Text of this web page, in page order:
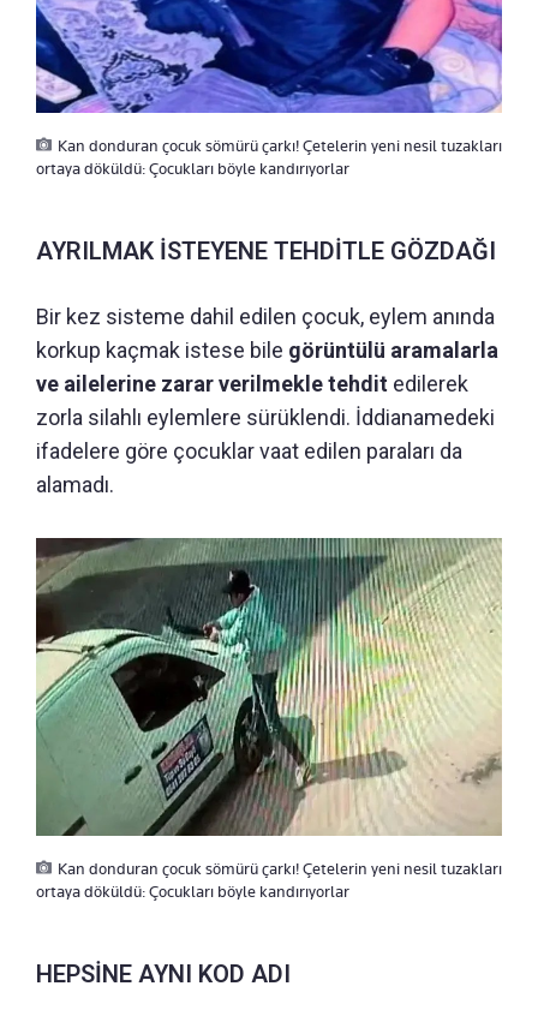
Kan donduran çocuk sömürü çarkı! Çetelerin yeni nesil tuzakları
ortaya döküldü: Çocukları böyle kandırıyorlar
AYRILMAK İSTEYENE TEHDİTLE GÖZDAĞI
Bir kez sisteme dahil edilen çocuk, eylem anında
korkup kaçmak istese bile görüntülü aramalarla
ve ailelerine zarar verilmekle tehdit edilerek
zorla silahlı eylemlere sürüklendi. İddianamedeki
ifadelere göre çocuklar vaat edilen paraları da
alamadı.
Kan donduran çocuk sömürü çarkı! Çetelerin yeni nesil tuzakları
ortaya döküldü: Çocukları böyle kandırıyorlar
HEPSİNE AYNI KOD ADI